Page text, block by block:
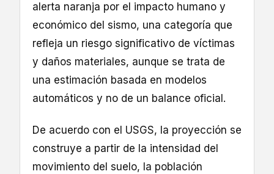
alerta naranja por el impacto humano y
económico del sismo, una categoría que
refleja un riesgo significativo de víctimas
y daños materiales, aunque se trata de
una estimación basada en modelos
automáticos y no de un balance oficial.
De acuerdo con el USGS, la proyección se
construye a partir de la intensidad del
movimiento del suelo, la población